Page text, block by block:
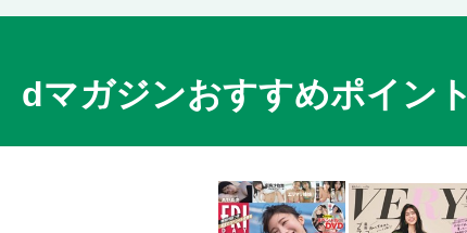
dマガジンおすすめポイント